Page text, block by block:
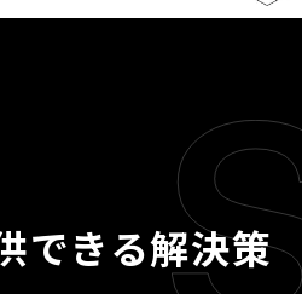
できる解決策